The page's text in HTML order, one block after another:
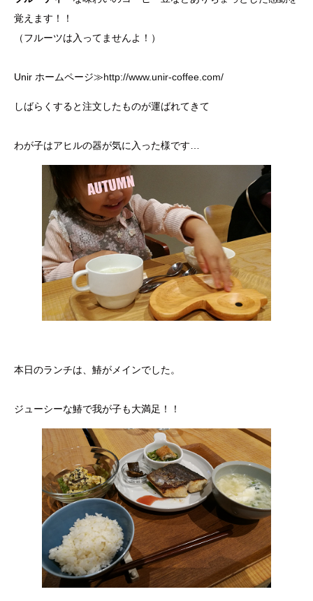
覚えます！！
（フルーツは入ってませんよ！）
Unir ホームページ≫http://www.unir-coffee.com/
しばらくすると注文したものが運ばれてきて
わが子はアヒルの器が気に入った様です…
本日のランチは、鰆がメインでした。
ジューシーな鰆で我が子も大満足！！